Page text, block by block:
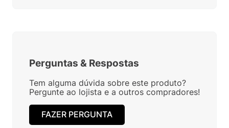
Perguntas & Respostas
Tem alguma dúvida sobre este produto?
Pergunte ao lojista e a outros compradores!
FAZER PERGUNTA